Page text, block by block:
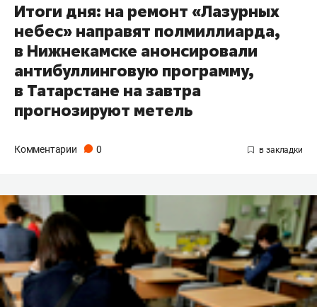
Итоги дня: на ремонт «Лазурных
небес» направят полмиллиарда,
в Нижнекамске анонсировали
антибуллинговую программу,
в Татарстане на завтра
прогнозируют метель
Комментарии 0